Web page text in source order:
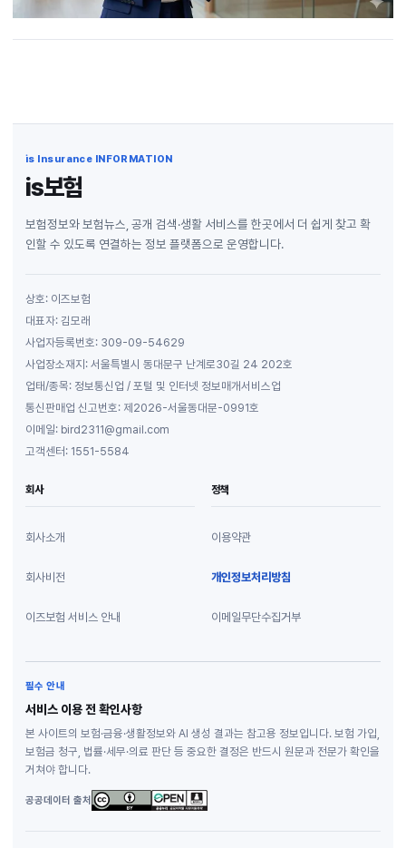
is Insurance INFORMATION
is보험
보험정보와 보험뉴스, 공개 검색·생활 서비스를 한곳에서 더 쉽게 찾고 확
인할 수 있도록 연결하는 정보 플랫폼으로 운영합니다.
상호: 이즈보험
대표자: 김모래
사업자등록번호: 309-09-54629
사업장소재지: 서울특별시 동대문구 난계로30길 24 202호
업태/종목: 정보통신업 / 포털 및 인터넷 정보매개서비스업
통신판매업 신고번호: 제2026-서울동대문-0991호
이메일: bird2311@gmail.com
고객센터: 1551-5584
회사
회사소개
회사비전
이즈보험 서비스 안내
정책
이용약관
개인정보처리방침
이메일무단수집거부
필수 안내
서비스 이용 전 확인사항
본 사이트의 보험·금융·생활정보와 AI 생성 결과는 참고용 정보입니다. 보험 가입,
보험금 청구, 법률·세무·의료 판단 등 중요한 결정은 반드시 원문과 전문가 확인을
거쳐야 합니다.
공공데이터 출처